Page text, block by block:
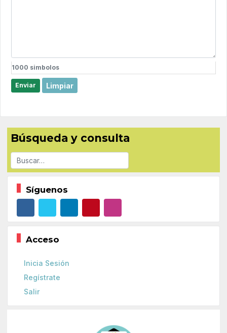
1000 simbolos
Enviar Limpiar
Búsqueda y consulta
Buscar
Síguenos
Acceso
Inicia Sesión
Regístrate
Salir